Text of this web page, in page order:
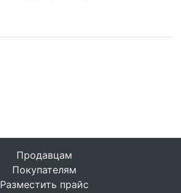
Продавцам
Покупателям
Разместить прайс